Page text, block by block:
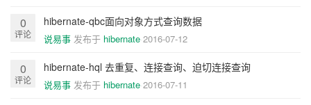
0
评论
hibernate-qbc面向对象方式查询数据
说易事 发布于 hibernate 2016-07-12
0
评论
hibernate-hql 去重复、连接查询、迫切连接查询
说易事 发布于 hibernate 2016-07-11